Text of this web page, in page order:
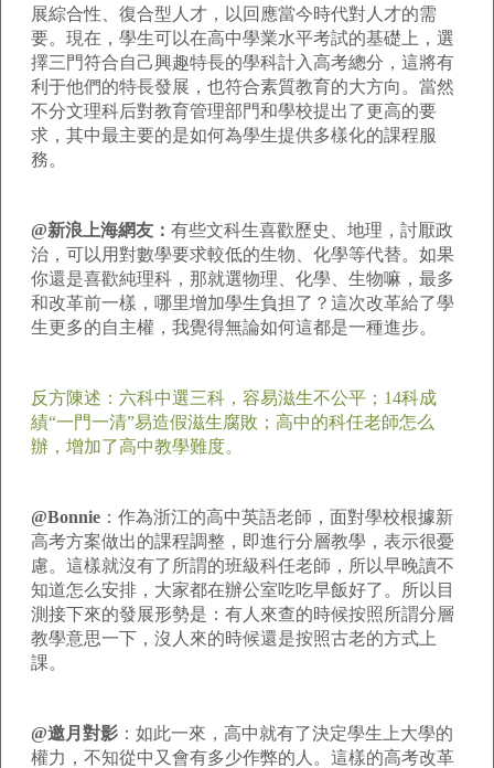
展綜合性、復合型人才，以回應當今時代對人才的需
要。現在，學生可以在高中學業水平考試的基礎上，選
擇三門符合自己興趣特長的學科計入高考總分，這將有
利于他們的特長發展，也符合素質教育的大方向。當然
不分文理科后對教育管理部門和學校提出了更高的要
求，其中最主要的是如何為學生提供多樣化的課程服
務。
@新浪上海網友： 有些文科生喜歡歷史、地理，討厭政
治，可以用對數學要求較低的生物、化學等代替。如果
你還是喜歡純理科，那就選物理、化學、生物嘛，最多
和改革前一樣，哪里增加學生負担了？這次改革給了學
生更多的自主權，我覺得無論如何這都是一種進步。
反方陳述：六科中選三科，容易滋生不公平；14科成
績“一門一清”易造假滋生腐敗；高中的科任老師怎么
辦，增加了高中教學難度。
@Bonnie ：作為浙江的高中英語老師，面對學校根據新
高考方案做出的課程調整，即進行分層教學，表示很憂
慮。這樣就沒有了所謂的班級科任老師，所以早晚讀不
知道怎么安排，大家都在辦公室吃吃早飯好了。所以目
測接下來的發展形勢是：有人來查的時候按照所謂分層
教學意思一下，沒人來的時候還是按照古老的方式上
課。
@邀月對影 ：如此一來，高中就有了決定學生上大學的
權力，不知從中又會有多少作弊的人。這樣的高考改革